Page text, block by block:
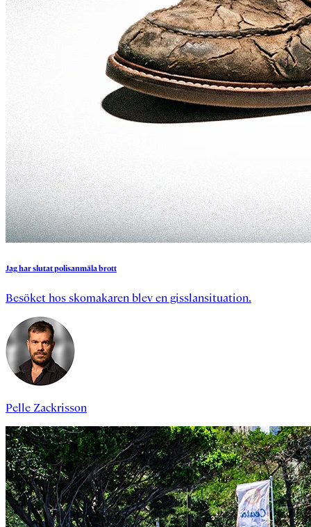
Jagharslutatpolisanmälabrott
Besöket hos skomakaren blev en gisslansituation.
Pelle Zackrisson